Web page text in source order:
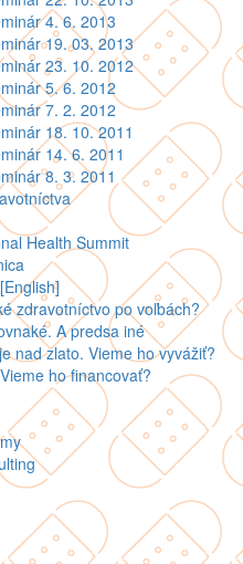
4. 6. 2013
19. 03. 2013
23. 10. 2012
5. 6. 2012
7. 2. 2012
18. 10. 2011
14. 6. 2011
8. 3. 2011
Health Summit
zdravotníctvo po voľbách?
A predsa iné
nad zlato. Vieme ho vyvážiť?
ho financovať?